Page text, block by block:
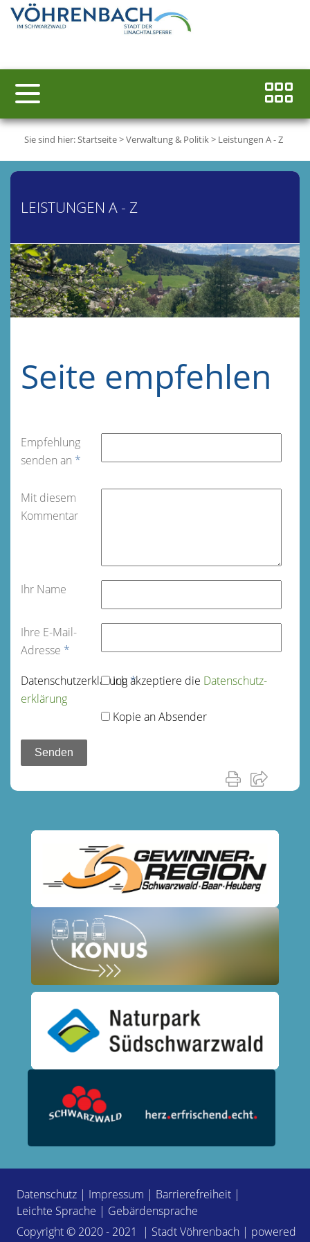
Sie sind hier:Startseite>Verwaltung & Politik> Leistungen A - Z
LEISTUNGEN A - Z
Seite empfehlen
Empfehlung
senden an *
Mit diesem
Kommentar
Ihr Name
Ihre E-Mail-
Adresse *
Datenschutz­erklärung*
Ich akzeptiere die Datenschutz­
erklärung
Kopie an Absender
Datenschutz | Impressum | Barrierefreiheit |
Leichte Sprache | Gebärdensprache
Copyright © 2020 - 2021 | Stadt Vöhrenbach | powered